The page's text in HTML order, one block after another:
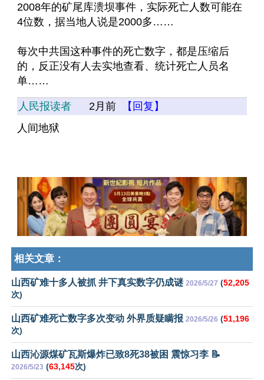
2008年的矿尾库溃坝事件，实际死亡人数可能在
4位数，据当地人说是2000多……
每次中共国这种事件的死亡数字，都是压缩后
的，反正没有人去实地查看、统计死亡人员名
单……
人民报读者 2月前
【回复】
人间地狱
相关文章：
山西矿难十多人被抓 井下真实数字仍成谜 2026/5/27 (52,205
次)
山西矿难死亡数字多次变动 外界质疑瞒报 2026/5/26 (51,196
次)
山西沁源煤矿瓦斯爆炸已致8死38被困 震惊习李 📝
2026/5/23 (63,145次)